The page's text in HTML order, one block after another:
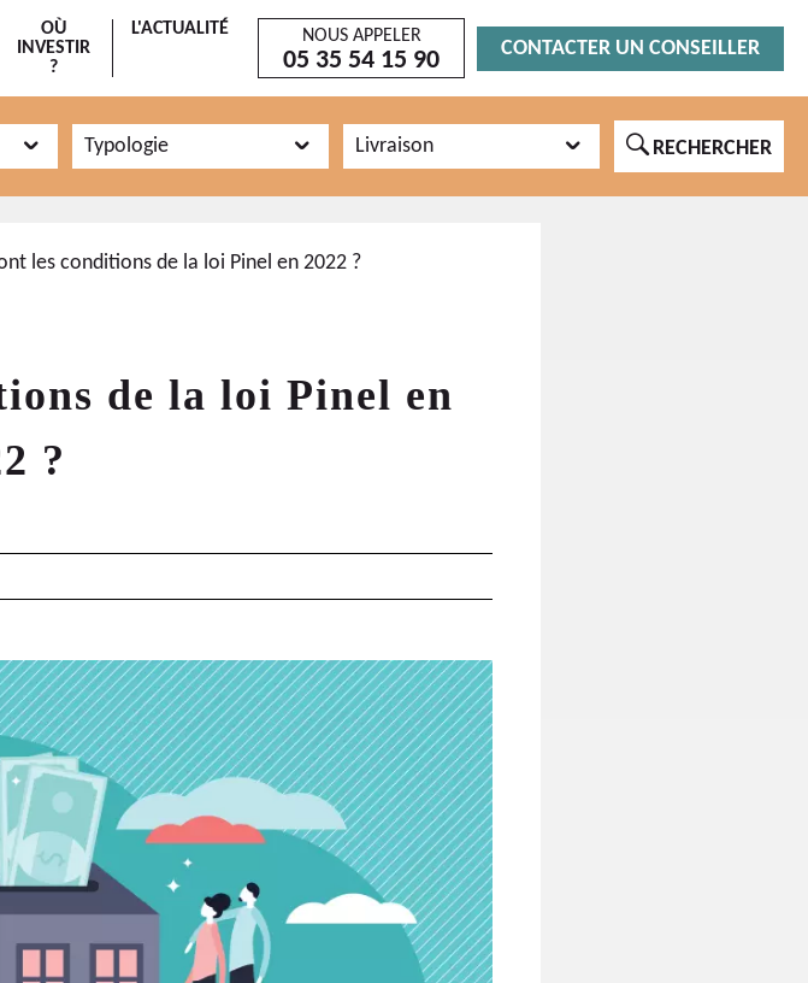
OÙ
INVESTIR
?
L'ACTUALITÉ NOUS APPELER
05 35 54 15 90 CONTACTER UN CONSEILLER
Typologie Livraison 🔍RECHERCHER
les conditions de la loi Pinel en 2022 ?
de la loi Pinel en
?